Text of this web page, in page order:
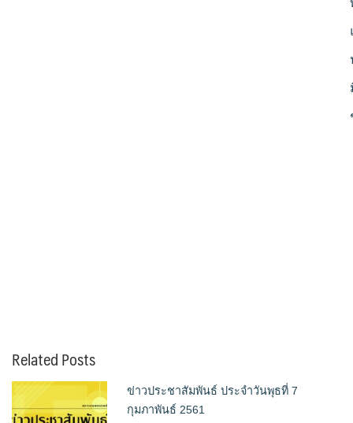
Related Posts
ข่าวประชาสัมพันธ์ ประจำวันพุธที่ 7
กุมภาพันธ์ 2561